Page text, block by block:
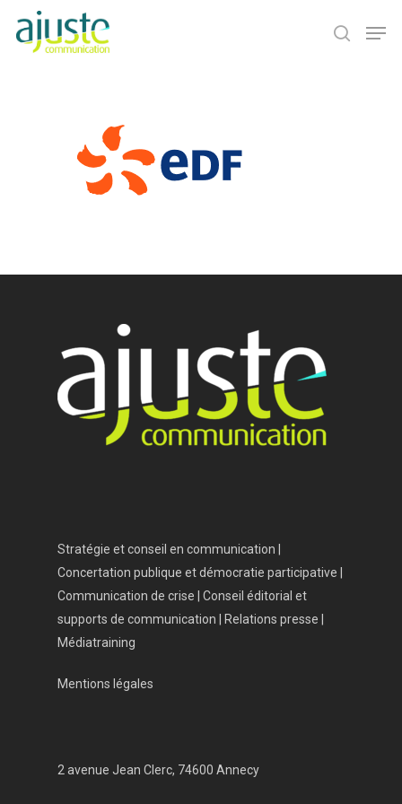
Stratégie et conseil en communication |
Concertation publique et démocratie participative |
Communication de crise | Conseil éditorial et
supports de communication | Relations presse |
Médiatraining
Mentions légales
2 avenue Jean Clerc, 74600 Annecy
Accueil
Vos besoins
Nous connaître
Actualités
Salle de presse